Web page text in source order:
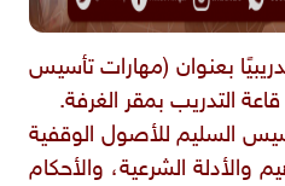
بعنوان (مهارات تأسيس
التدريب بمقر الغرفة.
السليم للأصول الوقفية
والأدلة الشرعية، والأحكام